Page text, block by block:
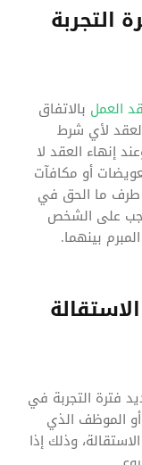
التجربة
العمل بالاتفاق
لأي شرط
إنهاء العقد لا
أو مكافآت
طرف ما الحق في
على الشخص
بينهما.
فترة التجربة في
الموظف الذي
وذلك إذا